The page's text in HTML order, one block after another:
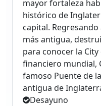
mayor fortaleza
histórico de
capital.
más antigua,
para conocer la
financiero mundial,
famoso Puente de
antigua de
Desayuno